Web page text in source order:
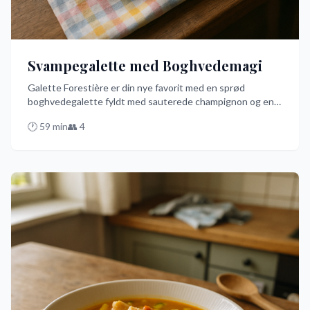
Svampegalette med Boghvedemagi
Galette Forestière er din nye favorit med en sprød
boghvedegalette fyldt med sauterede champignon og en
føle dig som en mesterkok på rekordtid. Prøv den og bliv
🕐 59 min👥 4